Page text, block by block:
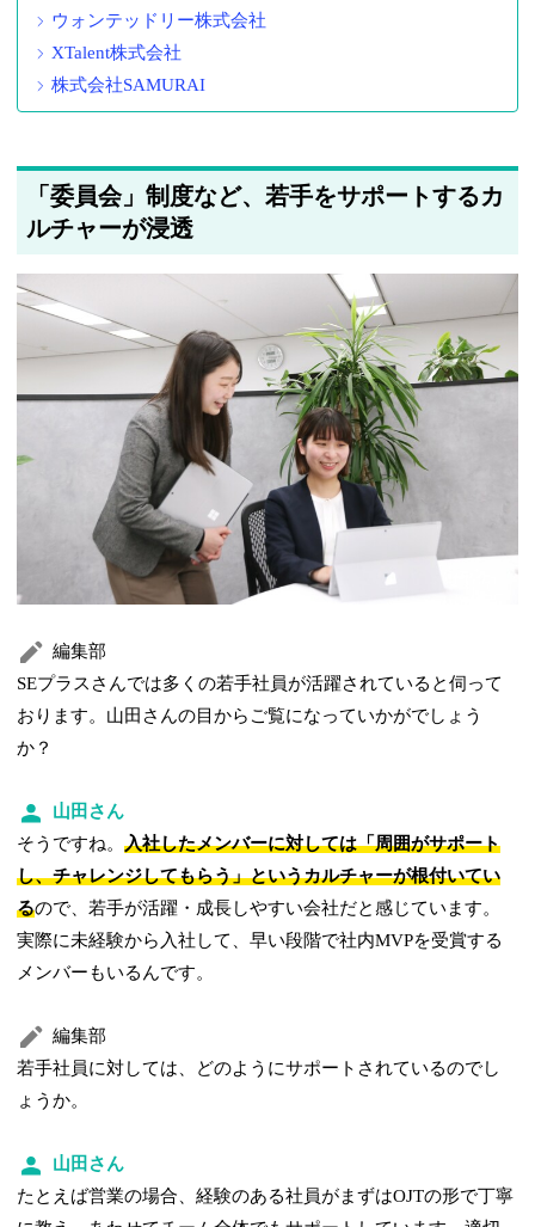
ウォンテッドリー株式会社
XTalent株式会社
株式会社SAMURAI
「委員会」制度など、若手をサポートするカ
ルチャーが浸透
編集部
SEプラスさんでは多くの若手社員が活躍されていると伺って
おります。山田さんの目からご覧になっていかがでしょう
か？
山田さん
そうですね。入社したメンバーに対しては「周囲がサポート
し、チャレンジしてもらう」というカルチャーが根付いてい
るので、若手が活躍・成長しやすい会社だと感じています。
実際に未経験から入社して、早い段階で社内MVPを受賞する
メンバーもいるんです。
編集部
若手社員に対しては、どのようにサポートされているのでし
ょうか。
山田さん
たとえば営業の場合、経験のある社員がまずはOJTの形で丁寧